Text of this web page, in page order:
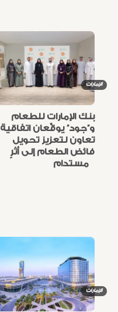
الإمارات
بنك الإمارات للطعام
و”جود” يوقِّعان اتفاقية
تعاون لتعزيز تحويل
فائض الطعام إلى أثرٍ
الإمارات